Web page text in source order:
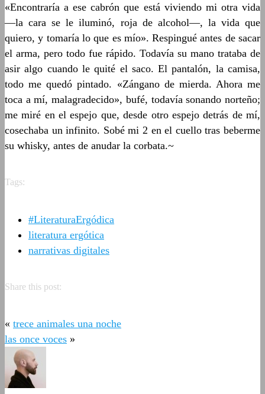
«Encontraría a ese cabrón que está viviendo mi otra vida
—la cara se le iluminó, roja de alcohol—, la vida que
quiero, y tomaría lo que es mío». Respingué antes de sacar
el arma, pero todo fue rápido. Todavía su mano trataba de
asir algo cuando le quité el saco. El pantalón, la camisa,
todo me quedó pintado. «Zángano de mierda. Ahora me
toca a mí, malagradecido», bufé, todavía sonando norteño;
me miré en el espejo que, desde otro espejo detrás de mí,
cosechaba un infinito. Sobé mi 2 en el cuello tras beberme
su whisky, antes de anudar la corbata.~
Tags:
#LiteraturaErgódica
literatura ergótica
narrativas digitales
Share this post:
« trece animales una noche
las once voces »